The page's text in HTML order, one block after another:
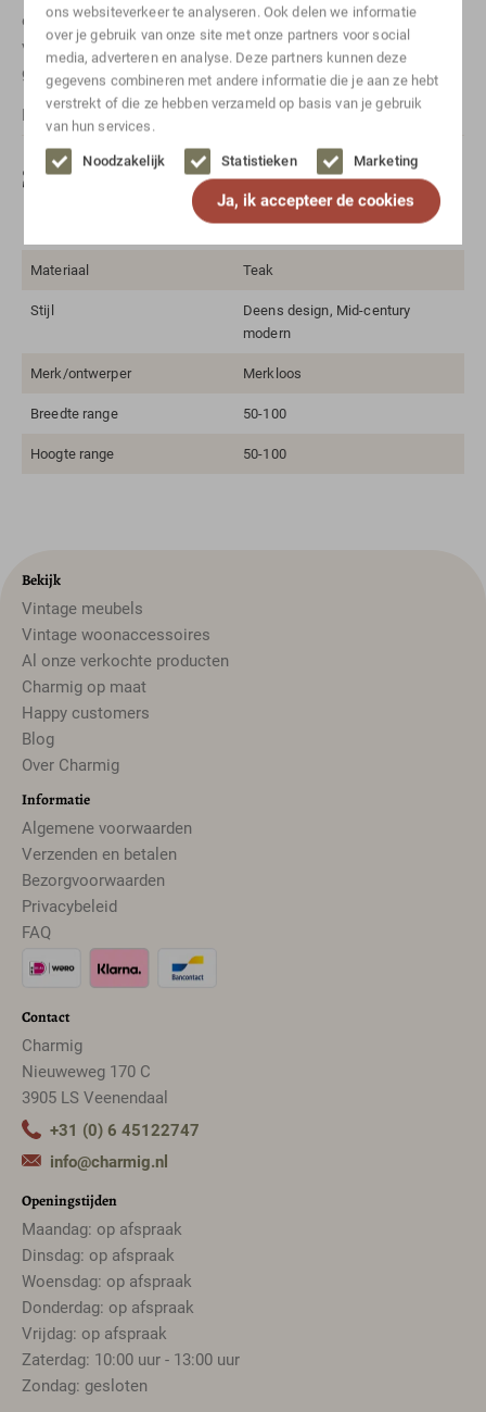
ons websiteverkeer te analyseren. Ook delen we informatie
over je gebruik van onze site met onze partners voor social
media, adverteren en analyse. Deze partners kunnen deze
gegevens combineren met andere informatie die je aan ze hebt
verstrekt of die ze hebben verzameld op basis van je gebruik
van hun services.
Noodzakelijk Statistieken Marketing
Ja, ik accepteer de cookies
evencontactmet ons op! Of stuur ons een berichtje
via Whatsapp . Vergeet niet te vermelden om welk artikel het
gaat.
For international shipping, pleasecontactus.
Specificaties
Materiaal Teak
Stijl
Deens design, Mid-century
modern
Merk/ontwerper Merkloos
Breedte range 50-100
Hoogte range 50-100
Bekijk
Vintage meubels
Vintage woonaccessoires
Al onze verkochte producten
Charmig op maat
Happy customers
Blog
Over Charmig
Informatie
Algemene voorwaarden
Verzenden en betalen
Bezorgvoorwaarden
Privacybeleid
FAQ
Contact
Charmig
Nieuweweg 170 C
3905 LS Veenendaal
+31 (0) 6 45122747
info@charmig.nl
Openingstijden
Maandag: op afspraak
Dinsdag: op afspraak
Woensdag: op afspraak
Donderdag: op afspraak
Vrijdag: op afspraak
Zaterdag: 10:00 uur - 13:00 uur
Zondag: gesloten